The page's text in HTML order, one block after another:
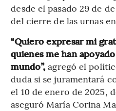
desde el pasado 29 de
del cierre de las urnas
“Quiero expresar mi
quienes me han
mundo”,agregó el
duda si se juramentará
el 10 de enero de 2025,
aseguró María Corina